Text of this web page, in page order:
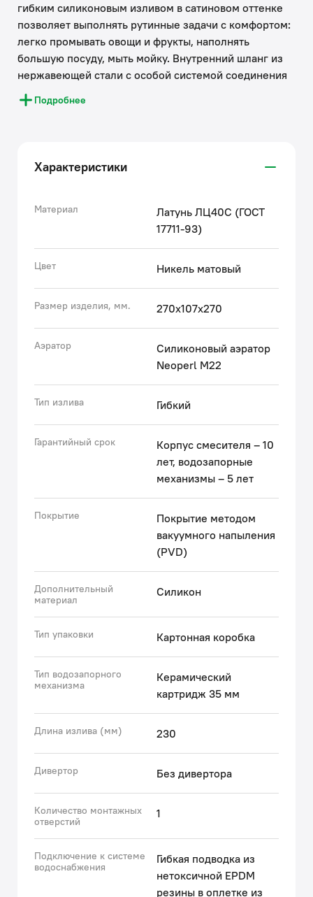
гибким силиконовым изливом в сатиновом оттенке
позволяет выполнять рутинные задачи с комфортом:
легко промывать овощи и фрукты, наполнять
большую посуду, мыть мойку. Внутренний шланг из
нержавеющей стали с особой системой соединения
звеньев делает излив гибким и прочным, хорошо
держит форму, не деформируясь со временем.
температуры и напора воды — за счет качественного
керамического картриджа. Угол открывания ручки –
зависимости от партии.
• Приятный на ощупь излив из прочного эластичного
и извести.
• Смеситель прослужит долго благодаря корпусу из
прочной латуни.
• Силиконовый аэратор Neoperl® – для ровного и
мягкого потока воды без брызг.
• Цвет смесителя отличается от оттенка стальной
(с) Авторский текст, декабрь 2021 г.
Подробнее
Характеристики
Материал
Латунь ЛЦ40C (ГОСТ
17711-93)
Цвет Никель матовый
Размер изделия, мм. 270x107x270
Аэратор
Силиконовый аэратор
Neoperl M22
Тип излива Гибкий
Гарантийный срок
Корпус смесителя – 10
лет, водозапорные
механизмы – 5 лет
Покрытие
Покрытие методом
вакуумного напыления
(PVD)
Дополнительный
материал
Силикон
Тип упаковки Картонная коробка
Тип водозапорного
механизма
Керамический
картридж 35 мм
Длина излива (мм) 230
Дивертор Без дивертора
Количество монтажных
отверстий
1
Подключение к системе
водоснабжения
Гибкая подводка из
нетоксичной EPDM
резины в оплетке из